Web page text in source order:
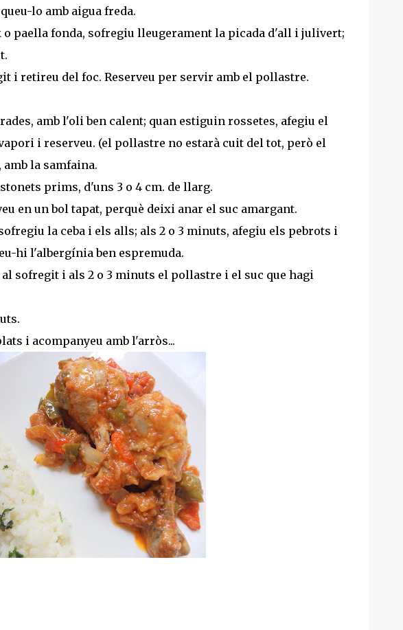
lo amb aigua freda.
paella fonda, sofregiu lleugerament la picada d'all i julivert;
i retireu del foc. Reserveu per servir amb el pollastre.
amb l'oli ben calent; quan estiguin rossetes, afegiu el
i reserveu. (el pollastre no estarà cuit del tot, però el
la samfaina.
prims, d'uns 3 o 4 cm. de llarg.
en un bol tapat, perquè deixi anar el suc amargant.
la ceba i els alls; als 2 o 3 minuts, afegiu els pebrots i
hi l'albergínia ben espremuda.
sofregit i als 2 o 3 minuts el pollastre i el suc que hagi
i acompanyeu amb l'arròs...